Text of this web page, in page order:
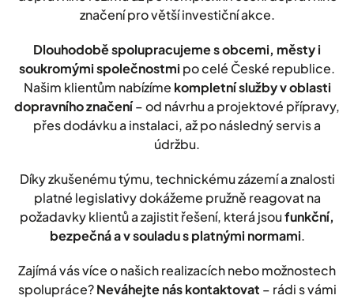
značení pro větší investiční akce.
Dlouhodobě spolupracujeme s obcemi, městy i
soukromými společnostmi po celé České republice.
Našim klientům nabízíme kompletní služby v oblasti
dopravního značení– od návrhu a projektové přípravy,
přes dodávku a instalaci, až po následný servis a
údržbu.
Díky zkušenému týmu, technickému zázemí a znalosti
platné legislativy dokážeme pružně reagovat na
požadavky klientů a zajistit řešení, která jsoufunkční,
bezpečná a v souladu s platnými normami.
Zajímá vás více o našich realizacích nebo možnostech
spolupráce?Neváhejte nás kontaktovat – rádi s vámi